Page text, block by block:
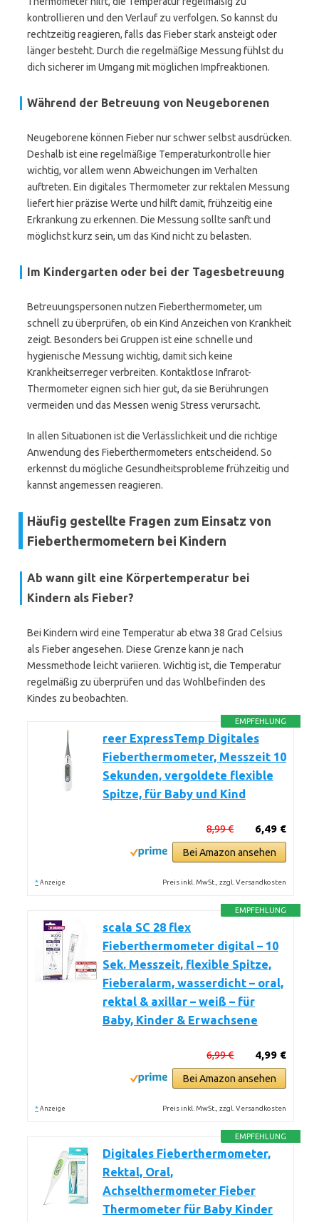
kontrollieren und den Verlauf zu verfolgen. So kannst du
rechtzeitig reagieren, falls das Fieber stark ansteigt oder
länger besteht. Durch die regelmäßige Messung fühlst du
dich sicherer im Umgang mit möglichen Impfreaktionen.
Während der Betreuung von Neugeborenen
Neugeborene können Fieber nur schwer selbst ausdrücken.
Deshalb ist eine regelmäßige Temperaturkontrolle hier
wichtig, vor allem wenn Abweichungen im Verhalten
auftreten. Ein digitales Thermometer zur rektalen Messung
liefert hier präzise Werte und hilft damit, frühzeitig eine
Erkrankung zu erkennen. Die Messung sollte sanft und
möglichst kurz sein, um das Kind nicht zu belasten.
Im Kindergarten oder bei der Tagesbetreuung
Betreuungspersonen nutzen Fieberthermometer, um
schnell zu überprüfen, ob ein Kind Anzeichen von Krankheit
zeigt. Besonders bei Gruppen ist eine schnelle und
hygienische Messung wichtig, damit sich keine
Krankheitserreger verbreiten. Kontaktlose Infrarot-
Thermometer eignen sich hier gut, da sie Berührungen
vermeiden und das Messen wenig Stress verursacht.
In allen Situationen ist die Verlässlichkeit und die richtige
Anwendung des Fieberthermometers entscheidend. So
erkennst du mögliche Gesundheitsprobleme frühzeitig und
kannst angemessen reagieren.
Häufig gestellte Fragen zum Einsatz von
Fieberthermometern bei Kindern
Ab wann gilt eine Körpertemperatur bei
Kindern als Fieber?
Bei Kindern wird eine Temperatur ab etwa 38 Grad Celsius
als Fieber angesehen. Diese Grenze kann je nach
Messmethode leicht variieren. Wichtig ist, die Temperatur
regelmäßig zu überprüfen und das Wohlbefinden des
Kindes zu beobachten.
EMPFEHLUNG
reer ExpressTemp Digitales
Fieberthermometer, Messzeit 10
Sekunden, vergoldete flexible
Spitze, für Baby und Kind
6,49 €
8,99 €
Bei Amazon ansehen
* Anzeige Preis inkl. MwSt., zzgl. Versandkosten
EMPFEHLUNG
scala SC 28 flex
Fieberthermometer digital – 10
Sek. Messzeit, flexible Spitze,
Fieberalarm, wasserdicht – oral,
rektal & axillar – weiß – für
Baby, Kinder & Erwachsene
4,99 €
6,99 €
Bei Amazon ansehen
* Anzeige Preis inkl. MwSt., zzgl. Versandkosten
EMPFEHLUNG
Digitales Fieberthermometer,
Rektal, Oral,
Achselthermometer Fieber
Thermometer für Baby Kinder